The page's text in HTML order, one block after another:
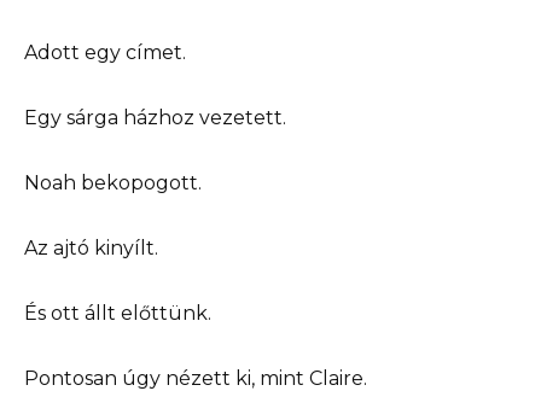
Adott egy címet.
Egy sárga házhoz vezetett.
Noah bekopogott.
Az ajtó kinyílt.
És ott állt előttünk.
Pontosan úgy nézett ki, mint Claire.